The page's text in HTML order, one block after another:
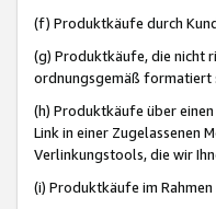
(f) Produktkäufe durch
(g) Produktkäufe, die nicht
ordnungsgemäß formatiert
(h) Produktkäufe über
Link in einer Zugelassenen
Verlinkungstools, die wir
(i) Produktkäufe im